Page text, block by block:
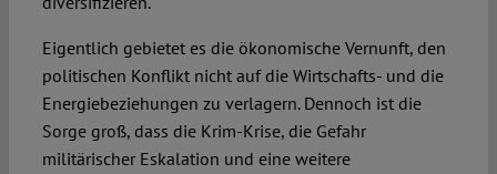
Eigentlich gebietet es die ökonomische Vernunft, den
politischen Konflikt nicht auf die Wirtschafts- und die
Energiebeziehun­gen zu verlagern. Dennoch ist die
Sorge groß, dass die Krim-Krise, die Gefahr
militärischer Eskalation und eine weitere